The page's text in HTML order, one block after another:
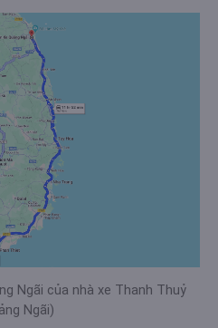
Ngãi của nhà xe Thanh Thuỷ
Ngãi)